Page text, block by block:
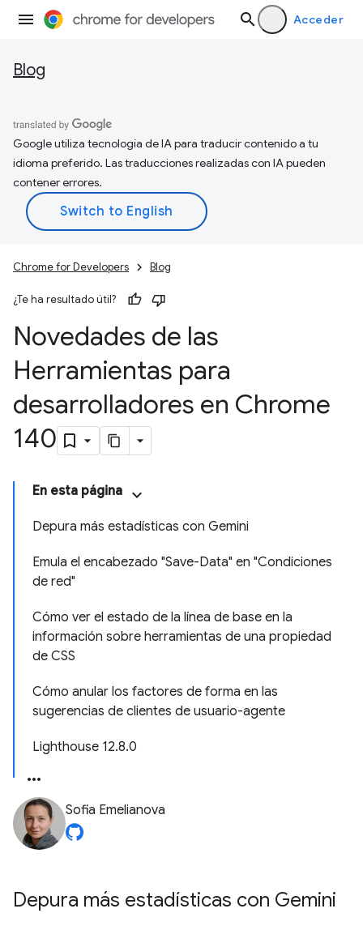
Acceder
Blog
Google utiliza tecnología de IA para traducir contenido a tu
idioma preferido. Las traducciones realizadas con IA pueden
contener errores.
Chrome for Developers Blog
¿Te ha resultado útil?
Novedades de las
Herramientas para
desarrolladores en Chrome
140
En esta página
Depura más estadísticas con Gemini
Emula el encabezado "Save-Data" en "Condiciones
de red"
Cómo ver el estado de la línea de base en la
información sobre herramientas de una propiedad
de CSS
Cómo anular los factores de forma en las
sugerencias de clientes de usuario-agente
Lighthouse 12.8.0
Sofia Emelianova
Depura más estadísticas con Gemini